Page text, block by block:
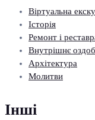
Віртуальна
Історія
Ремонт і
Внутрішнє
Архітектура
Молитви
Інші